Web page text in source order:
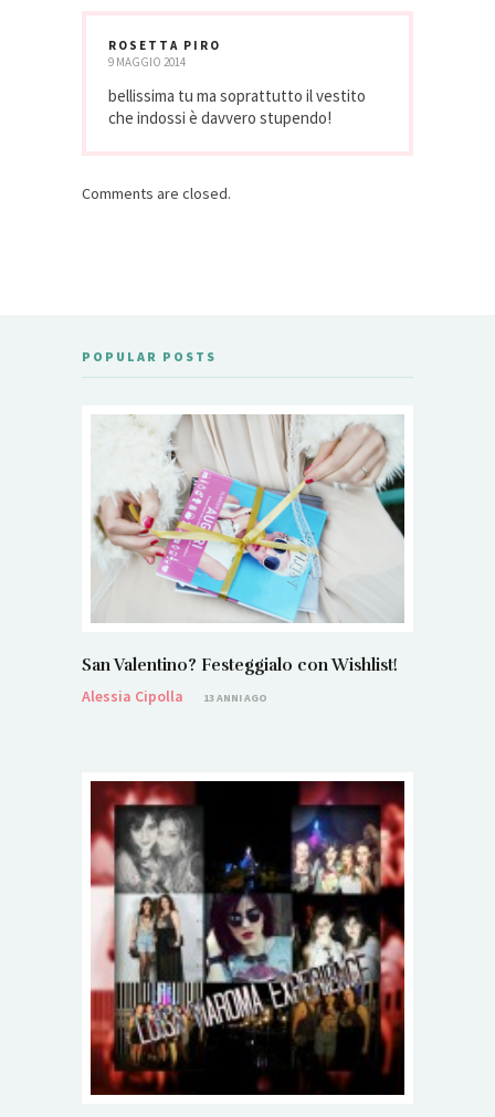
ROSETTA PIRO
9 MAGGIO 2014
bellissima tu ma soprattutto il vestito
che indossi è davvero stupendo!
Comments are closed.
POPULAR POSTS
San Valentino? Festeggialo con Wishlist!
Alessia Cipolla
13 ANNI AGO